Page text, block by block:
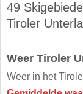
49
Tiroler
Weer Tiroler
Weer in het